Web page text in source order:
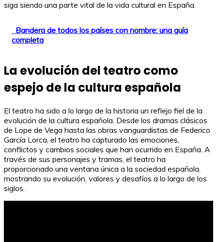
siga siendo una parte vital de la vida cultural en España.
Bandera de todos los países con nombre: una guía
completa
La evolución del teatro como
espejo de la cultura española
El teatro ha sido a lo largo de la historia un reflejo fiel de la
evolución de la cultura española. Desde los dramas clásicos
de Lope de Vega hasta las obras vanguardistas de Federico
García Lorca, el teatro ha capturado las emociones,
conflictos y cambios sociales que han ocurrido en España. A
través de sus personajes y tramas, el teatro ha
proporcionado una ventana única a la sociedad española,
mostrando su evolución, valores y desafíos a lo largo de los
siglos.